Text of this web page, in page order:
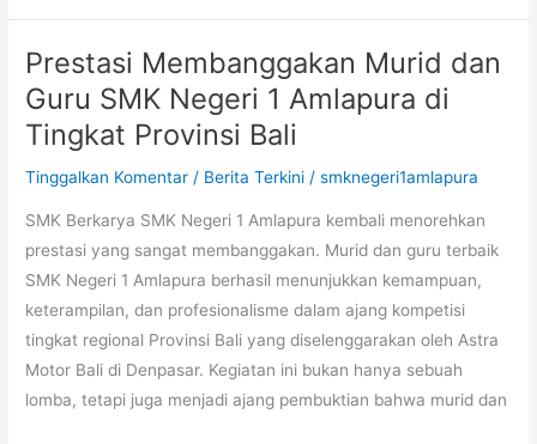
Prestasi Membanggakan Murid dan
Guru SMK Negeri 1 Amlapura di
Tingkat Provinsi Bali
Tinggalkan Komentar / Berita Terkini /smknegeri1amlapura
SMK Berkarya SMK Negeri 1 Amlapura kembali menorehkan
prestasi yang sangat membanggakan. Murid dan guru terbaik
SMK Negeri 1 Amlapura berhasil menunjukkan kemampuan,
keterampilan, dan profesionalisme dalam ajang kompetisi
tingkat regional Provinsi Bali yang diselenggarakan oleh Astra
Motor Bali di Denpasar. Kegiatan ini bukan hanya sebuah
lomba, tetapi juga menjadi ajang pembuktian bahwa murid dan
Prestasi
Membanggakan
dan
Guru